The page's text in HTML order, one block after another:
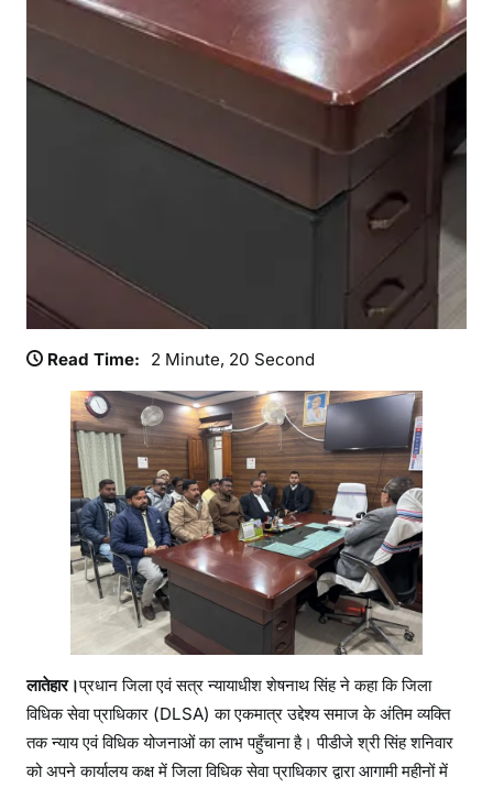
जे
Read Time: 2 Minute, 20 Second
लातेहार।प्रधान जिला एवं सत्र न्यायाधीश शेषनाथ सिंह ने कहा कि जिला
विधिक सेवा प्राधिकार (DLSA) का एकमात्र उद्देश्य समाज के अंतिम व्यक्ति
तक न्याय एवं विधिक योजनाओं का लाभ पहुँचाना है। पीडीजे श्री सिंह शनिवार
को अपने कार्यालय कक्ष में जिला विधिक सेवा प्राधिकार द्वारा आगामी महीनों में